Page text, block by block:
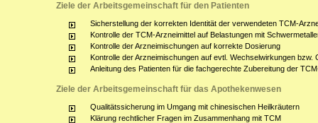
Ziele der Arbeitsgemeinschaft für den Patienten
Sicherstellung der korrekten Identität der verwendeten TCM-
Kontrolle der TCM-Arzneimittel auf Belastungen mit
Kontrolle der Arzneimischungen auf korrekte Dosierung
Kontrolle der Arzneimischungen auf evtl. Wechselwirkungen
Anleitung des Patienten für die fachgerechte Zubereitung der
Ziele der Arbeitsgemeinschaft für das Apothekenwesen
Qualitätssicherung im Umgang mit chinesischen Heilkräutern
Klärung rechtlicher Fragen im Zusammenhang mit TCM